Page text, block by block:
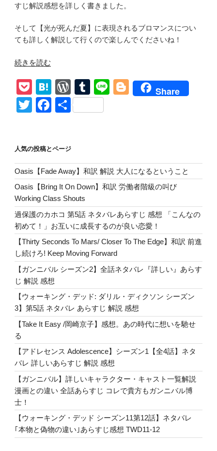
すじ解説感想を詳しく書きました。
そして【光が死んだ夏】に表現されるブロマンスについ
ても詳しく解説して行くので楽しんでくださいね！
“【光
死
ん
だ
あ
ら
す
じ
詳
し
い
説
感
想
ブ
ロ
マ
ン
ス
の
刹
那
さ”
の
続きを読む
P
o
ck
H
at
e
a
W
or
d
e
ss
T
u
m
Li
Bl
Share
T
er
F
e
b
o
o
k
共
人気の投稿とページ
Oasis【Fade Away】和訳 解説 大人になるということ
Oasis【Bring It On Down】和訳 労働者階級の叫び
Working Class Shouts
過保護のカホコ 第5話 ネタバレあらすじ 感想 「こんなの
初めて！」お互いに成長するのが良い恋愛！
【Thirty Seconds To Mars/ Closer To The Edge】和訳 前進
し続けろ! Keep Moving Forward
【ガンニバル シーズン2】全話ネタバレ『詳しい』あらす
じ 解説 感想
【ウォーキング・デッド: ダリル・ディクソン シーズン
3】第5話 ネタバレ あらすじ 解説 感想
【Take It Easy /岡崎京子】感想。あの時代に想いを馳せ
る
【アドレセンス Adolescence】シーズン1【全4話】ネタ
バレ 詳しいあらすじ 解説 感想
【ガンニバル】詳しいキャラクター・キャスト一覧解説
漫画との違い 全話あらすじ コレで貴方もガンニバル博
士！
【ウォーキング・デッド シーズン11第12話】ネタバレ
｢本物と偽物の違い｣あらすじ感想 TWD11-12